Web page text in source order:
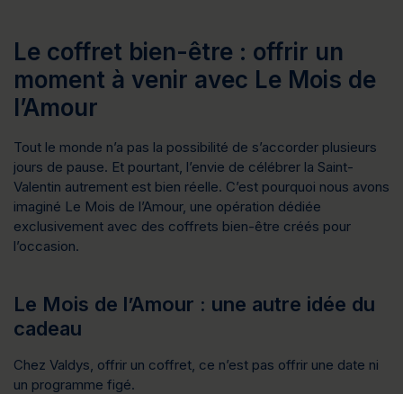
Le coffret bien-être : offrir un
moment à venir avec Le Mois de
l’Amour
Tout le monde n’a pas la possibilité de s’accorder plusieurs
jours de pause. Et pourtant, l’envie de célébrer la Saint-
Valentin autrement est bien réelle. C’est pourquoi nous avons
imaginé Le Mois de l’Amour
exclusivement avec des coffrets bien-être créés pour
l’occasion.
Le Mois de l’Amour : une autre idée du
cadeau
Chez Valdys, offrir un coffret, ce n’est pas offrir une date ni
un programme figé.